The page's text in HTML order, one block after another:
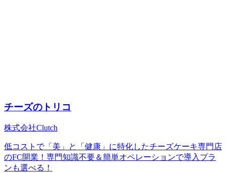
チーズのトリコ
株式会社Clutch
低コストで「美」と「健康」に特化したチーズケーキ専門店
のFC開業！専門知識不要＆簡単オペレーションで導入プラ
ンも選べる！